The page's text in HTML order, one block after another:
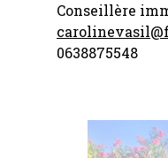
Conseillère
0638875548